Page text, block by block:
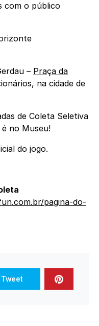
com o público
– Praça da
na cidade de
de Coleta Seletiva
no Museu!
do jogo.
pagina-do-
Tweet